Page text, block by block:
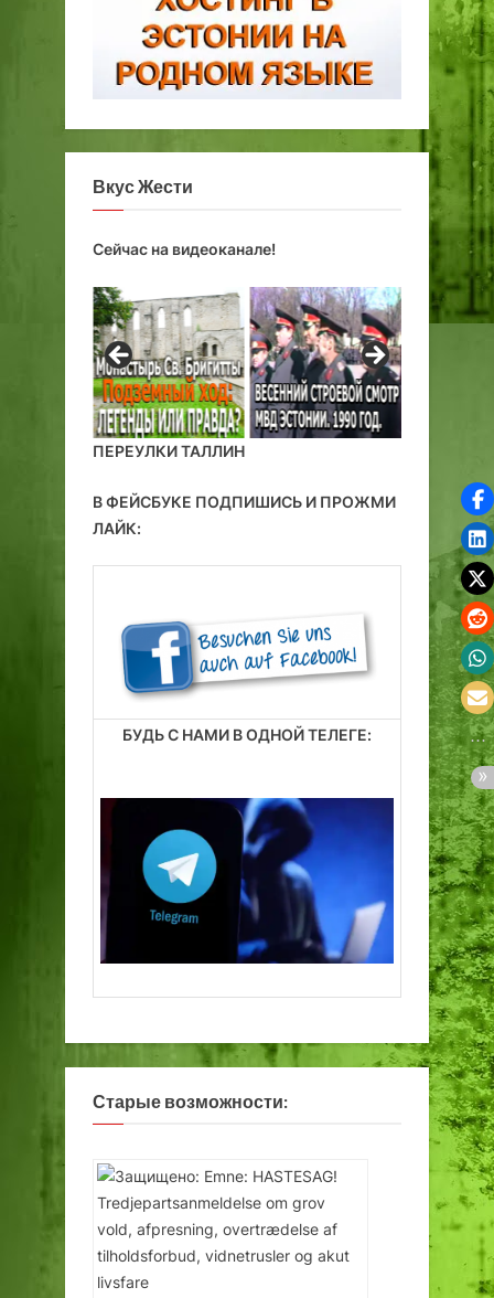
Вкус Жести
Сейчас на видеоканале!
ПЕРЕУЛКИ ТАЛЛИН
В ФЕЙСБУКЕ ПОДПИШИСЬ И ПРОЖМИ
ЛАЙК:
БУДЬ С НАМИ В ОДНОЙ ТЕЛЕГЕ:
Старые возможности: